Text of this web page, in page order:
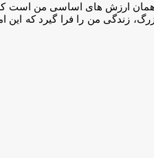
ارزش های اساسی من است
زندگی من را فرا گیرد که این